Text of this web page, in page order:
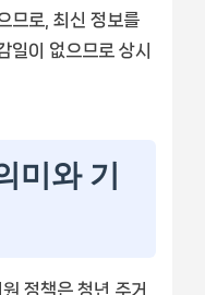
므로, 최신 정보를
일이 없으므로 상시
미와 기
정책은 청년 주거